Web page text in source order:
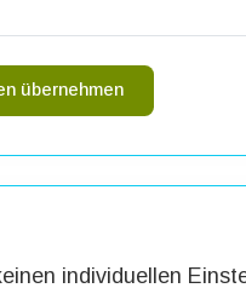
übernehmen
individuellen